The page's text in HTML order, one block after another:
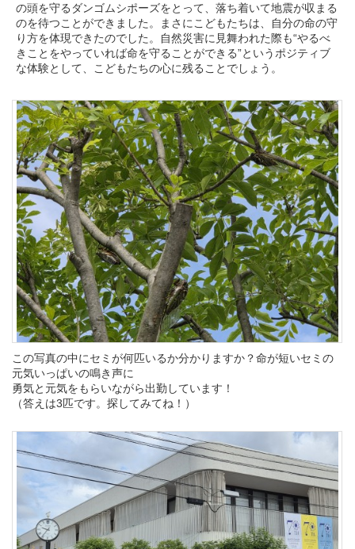
の頭を守るダンゴムシポーズをとって、落ち着いて地震が収まる
のを待つことができました。まさにこどもたちは、自分の命の守
り方を体現できたのでした。自然災害に見舞われた際も“やるべ
きことをやっていれば命を守ることができる”というポジティブ
な体験として、こどもたちの心に残ることでしょう。
この写真の中にセミが何匹いるか分かりますか？命が短いセミの
元気いっぱいの鳴き声に
勇気と元気をもらいながら出勤しています！
（答えは3匹です。探してみてね！）